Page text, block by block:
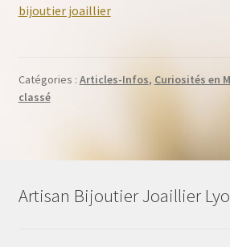
bijoutier joaillier
Catégories : Articles-Infos, Curiosités en
classé
Artisan Bijoutier Joaillier